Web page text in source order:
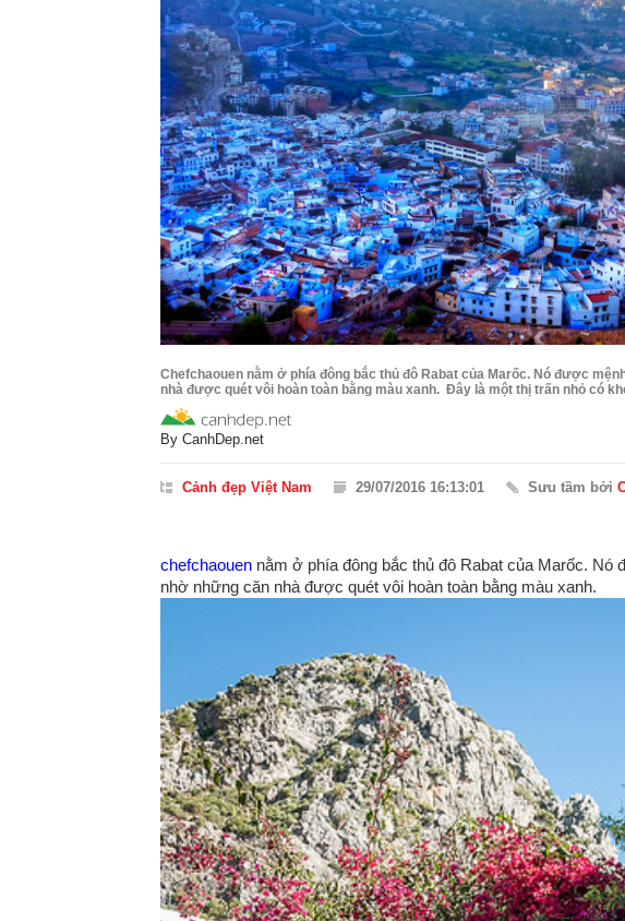
Chefchaouen nằm ở phía đông bắc thủ đô Rabat của Marốc. Nó được
nhà được quét vôi hoàn toàn bằng màu xanh. Đây là một thị trấn nhỏ có
By CanhDep.net
Cảnh đẹp Việt Nam 29/07/2016 16:13:01 Sưu tầm bởi
chefchaouen nằm ở phía đông bắc thủ đô Rabat của Marốc. Nó
nhờ những căn nhà được quét vôi hoàn toàn bằng màu xanh.